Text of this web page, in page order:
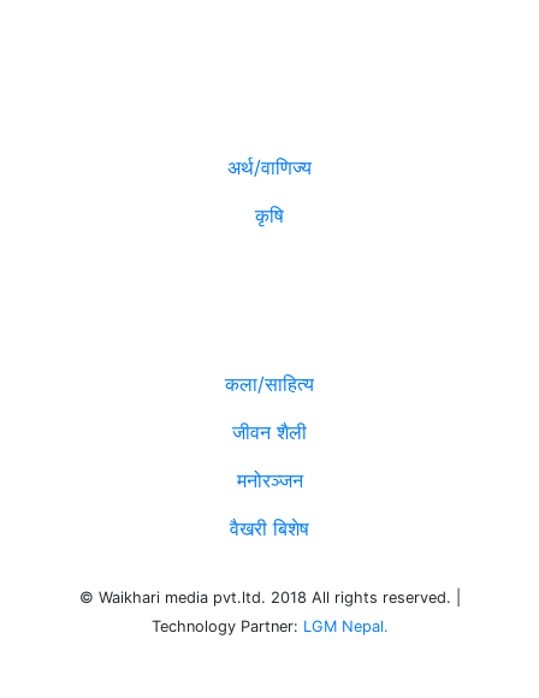
अर्थ/वाणिज्य
कृषि
कला/साहित्य
जीवन शैली
मनोरञ्जन
वैखरी बिशेष
© Waikhari media pvt.ltd. 2018 All rights reserved. |
Technology Partner: LGM Nepal.